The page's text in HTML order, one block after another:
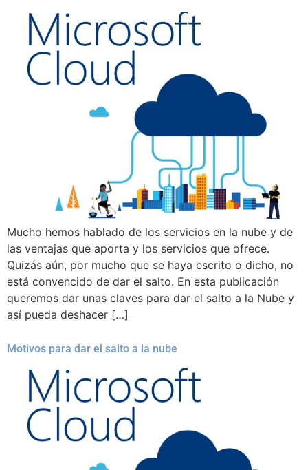
Mucho hemos hablado de los servicios en la nube y de
las ventajas que aporta y los servicios que ofrece.
Quizás aún, por mucho que se haya escrito o dicho, no
está convencido de dar el salto. En esta publicación
queremos dar unas claves para dar el salto a la Nube y
así pueda deshacer […]
Motivos para dar el salto a la nube